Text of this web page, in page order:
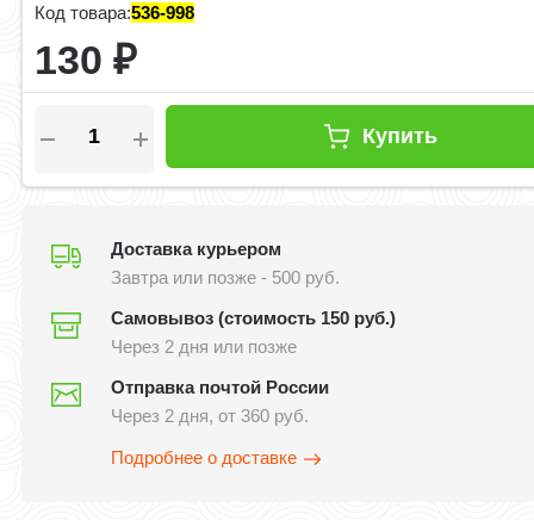
Код товара:536-998
130₽
Купить
Доставка курьером
Завтра или позже - 500 руб.
Самовывоз (стоимость 150 руб.)
Через 2 дня или позже
Отправка почтой России
Через 2 дня, от 360 руб.
Подробнее о доставке